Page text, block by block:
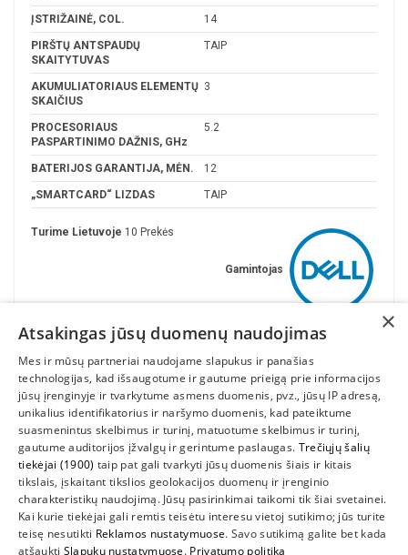
ĮSTRIŽAINĖ, COL. 14
PIRŠTŲ ANTSPAUDŲ
SKAITYTUVAS
TAIP
AKUMULIATORIAUS ELEMENTŲ
SKAIČIUS
3
PROCESORIAUS
PASPARTINIMO DAŽNIS, GHz
5.2
BATERIJOS GARANTIJA, MĖN. 12
„SMARTCARD“ LIZDAS TAIP
Gamintojas
Turime Lietuvoje 10 Prekės
INFORMACIJA
SUSIEKITE
×
Atsakingas jūsų duomenų naudojimas
Mes ir mūsų partneriai naudojame slapukus ir panašias
technologijas, kad išsaugotume ir gautume prieigą prie informacijos
jūsų įrenginyje ir tvarkytume asmens duomenis, pvz., jūsų IP adresą,
unikalius identifikatorius ir naršymo duomenis, kad pateiktume
suasmenintus skelbimus ir turinį, matuotume skelbimus ir turinį,
gautume auditorijos įžvalgų ir gerintume paslaugas. Trečiųjų šalių
tiekėjai (1900) taip pat gali tvarkyti jūsų duomenis šiais ir kitais
tikslais, įskaitant tikslios geolokacijos duomenų ir įrenginio
charakteristikų naudojimą. Jūsų pasirinkimai taikomi tik šiai svetainei.
Kai kurie tiekėjai gali remtis teisėtu interesu vietoj sutikimo; jūs turite
teisę nesutikti Reklamos nustatymuose. Savo sutikimą galite bet kada
atšaukti Slapukų nustatymuose. Privatumo politika